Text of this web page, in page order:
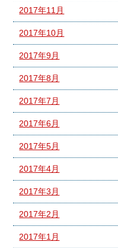
2017年11月
2017年10月
2017年9月
2017年8月
2017年7月
2017年6月
2017年5月
2017年4月
2017年3月
2017年2月
2017年1月